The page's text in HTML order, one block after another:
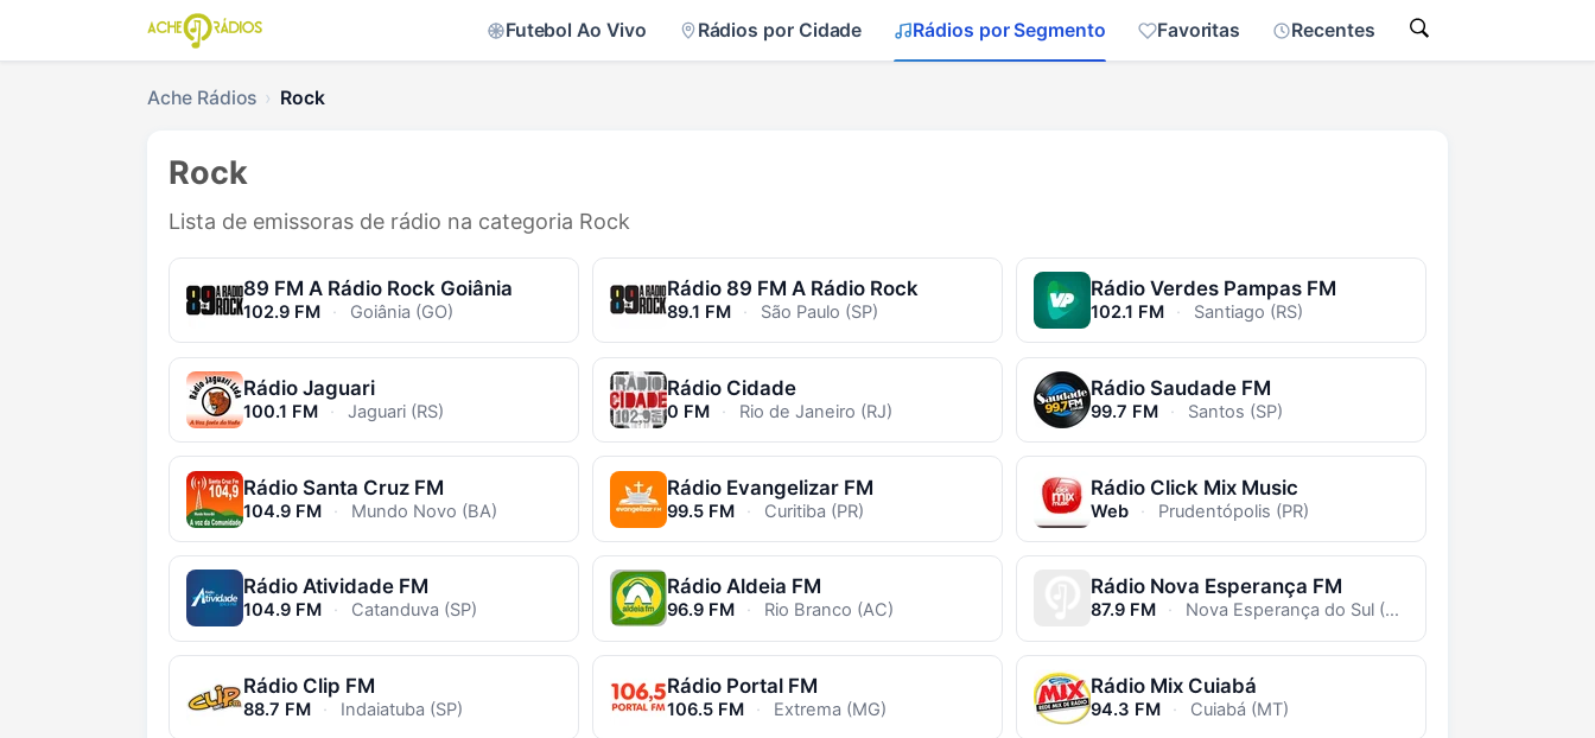
Futebol Ao Vivo Rádios por Cidade Rádios por Segmento Favoritas Recentes
Ache Rádios Rock
Rock
Lista de emissoras de rádio na categoria Rock
89 FM A Rádio Rock Goiânia
102.9 FM · Goiânia (GO)
Rádio 89 FM A Rádio Rock
89.1 FM · São Paulo (SP)
Rádio Verdes Pampas FM
102.1 FM · Santiago (RS)
Rádio Jaguari
100.1 FM · Jaguari (RS)
Rádio Cidade
0 FM · Rio de Janeiro (RJ)
Rádio Saudade FM
99.7 FM · Santos (SP)
Rádio Santa Cruz FM
104.9 FM · Mundo Novo (BA)
Rádio Evangelizar FM
99.5 FM · Curitiba (PR)
Rádio Click Mix Music
Web · Prudentópolis (PR)
Rádio Atividade FM
104.9 FM · Catanduva (SP)
Rádio Aldeia FM
96.9 FM · Rio Branco (AC)
Rádio Nova Esperança FM
87.9 FM · Nova Esperança do Sul (RS)
Rádio Clip FM
88.7 FM · Indaiatuba (SP)
Rádio Portal FM
106.5 FM · Extrema (MG)
Rádio Mix Cuiabá
94.3 FM · Cuiabá (MT)